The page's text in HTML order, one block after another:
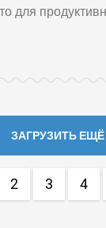
для
ЗАГРУЗИТЬ ЕЩЁ
2 3 4